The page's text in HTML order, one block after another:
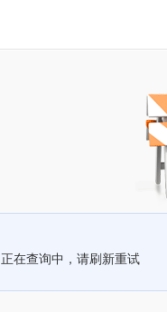
正在查询中，请刷新重试